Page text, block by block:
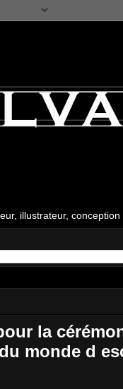
illustrateur,
la
monde d